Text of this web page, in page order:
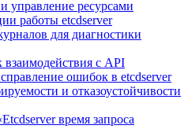
управление ресурсами
работы etcdserver
для диагностики
взаимодействия с API
ошибок в etcdserver
и отказоустойчивости
время запроса